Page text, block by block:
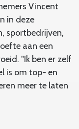
Vincent
in deze
sportbedrijven,
aan een
"Ik ben er zelf
is om top- en
meer te laten